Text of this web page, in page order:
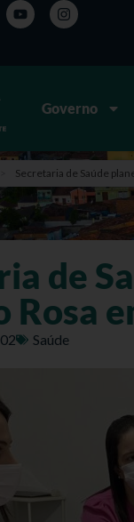
Governo
Secretaria de Saúde
de
Saúde